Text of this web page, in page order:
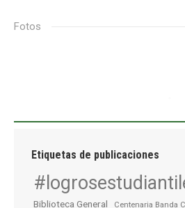
Fotos
Etiquetas de publicaciones
Biblioteca General Centenaria Banda